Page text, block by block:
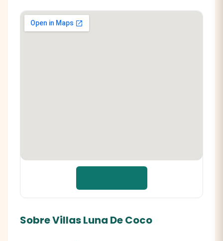
Sobre Villas Luna De Coco